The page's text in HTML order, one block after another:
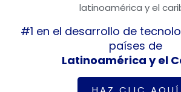
latinoamérica y el
#1 en el desarrollo de
países de
Latinoamérica y el